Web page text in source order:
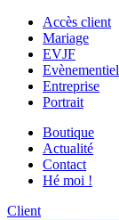
Accès client
Mariage
EVJF
Evènementiel
Entreprise
Portrait
Boutique
Actualité
Contact
Hé moi !
Client